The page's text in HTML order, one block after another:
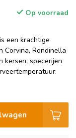
Op voorraad
een krachtige
Corvina, Rondinella
kersen, specerijen